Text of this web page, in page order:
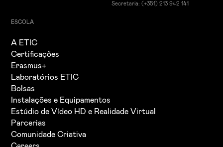
Secretaria: (+351) 213 942 141
ESCOLA
A ETIC
Certificações
Erasmus+
Laboratórios ETIC
Bolsas
Instalações e Equipamentos
Estúdio de Vídeo HD e Realidade Virtual
Parcerias
Comunidade Criativa